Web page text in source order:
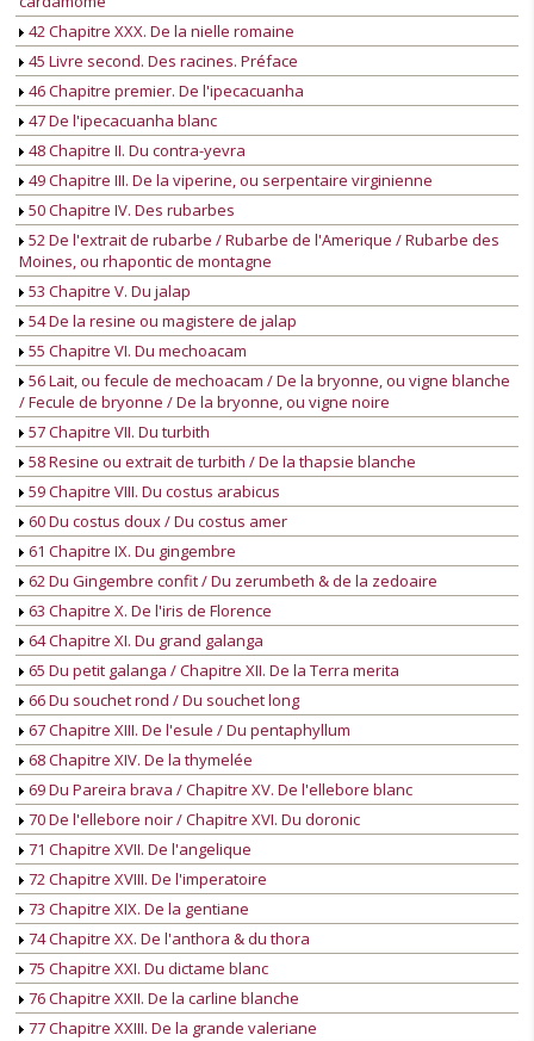
42 Chapitre XXX. De la nielle romaine
45 Livre second. Des racines. Préface
46 Chapitre premier. De l'ipecacuanha
47 De l'ipecacuanha blanc
48 Chapitre II. Du contra-yevra
49 Chapitre III. De la viperine, ou serpentaire virginienne
50 Chapitre IV. Des rubarbes
52 De l'extrait de rubarbe / Rubarbe de l'Amerique / Rubarbe des
Moines, ou rhapontic de montagne
53 Chapitre V. Du jalap
54 De la resine ou magistere de jalap
55 Chapitre VI. Du mechoacam
56 Lait, ou fecule de mechoacam / De la bryonne, ou vigne blanche
/ Fecule de bryonne / De la bryonne, ou vigne noire
57 Chapitre VII. Du turbith
58 Resine ou extrait de turbith / De la thapsie blanche
59 Chapitre VIII. Du costus arabicus
60 Du costus doux / Du costus amer
61 Chapitre IX. Du gingembre
62 Du Gingembre confit / Du zerumbeth & de la zedoaire
63 Chapitre X. De l'iris de Florence
64 Chapitre XI. Du grand galanga
65 Du petit galanga / Chapitre XII. De la Terra merita
66 Du souchet rond / Du souchet long
67 Chapitre XIII. De l'esule / Du pentaphyllum
68 Chapitre XIV. De la thymelée
69 Du Pareira brava / Chapitre XV. De l'ellebore blanc
70 De l'ellebore noir / Chapitre XVI. Du doronic
71 Chapitre XVII. De l'angelique
72 Chapitre XVIII. De l'imperatoire
73 Chapitre XIX. De la gentiane
74 Chapitre XX. De l'anthora & du thora
75 Chapitre XXI. Du dictame blanc
76 Chapitre XXII. De la carline blanche
77 Chapitre XXIII. De la grande valeriane